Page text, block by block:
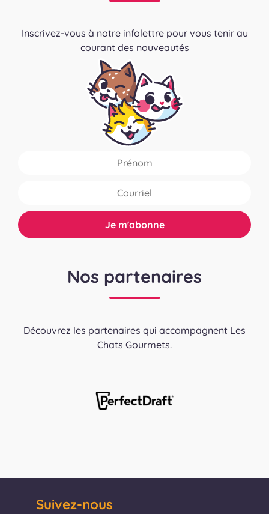
Inscrivez-vous à notre infolettre pour vous tenir au
courant des nouveautés
Nos partenaires
Découvrez les partenaires qui accompagnent Les
Chats Gourmets.
Suivez-nous